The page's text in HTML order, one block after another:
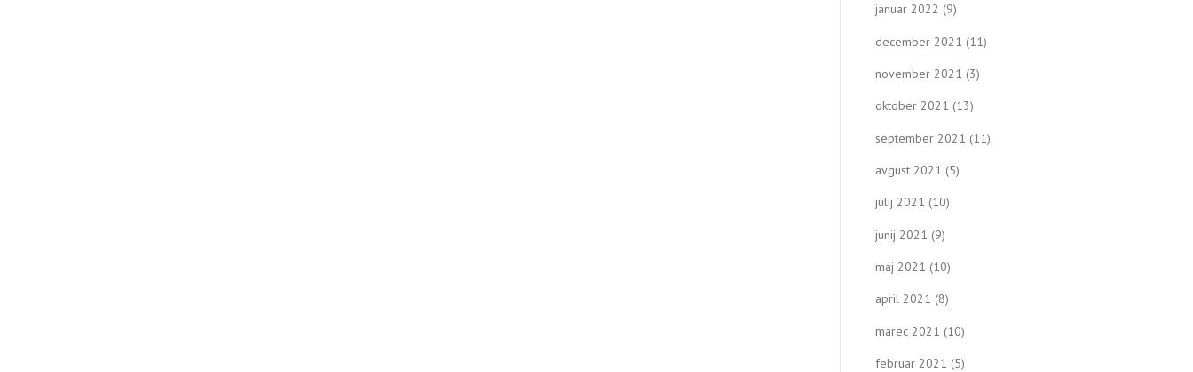
januar 2022 (9)
december 2021 (11)
november 2021 (3)
oktober 2021 (13)
september 2021 (11)
avgust 2021 (5)
julij 2021 (10)
junij 2021 (9)
maj 2021 (10)
april 2021 (8)
marec 2021 (10)
februar 2021 (5)